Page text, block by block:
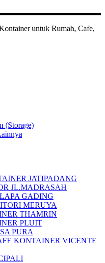
untuk Rumah, Cafe,
(Storage)
JATIPADANG
JL.MADRASAH
GADING
MERUYA
THAMRIN
PLUIT
PURA
KONTAINER VICENTE